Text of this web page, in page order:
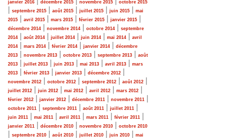
janvier 2016 décembre 2015 novembre 2015 octobre 2015
septembre 2015 août 2015 juillet 2015 juin 2015
mai
2015
avril 2015 mars 2015 février 2015 janvier 2015
décembre 2014 novembre 2014 octobre 2014
septembre
2014
août 2014 juillet 2014 juin 2014 mai 2014
avril
2014
mars 2014 février 2014 janvier 2014
décembre
2013
novembre 2013 octobre 2013 septembre 2013
août
2013
juillet 2013 juin 2013 mai 2013 avril 2013
mars
2013
février 2013 janvier 2013 décembre 2012
novembre 2012 octobre 2012 septembre 2012 août 2012
juillet 2012 juin 2012 mai 2012 avril 2012 mars 2012
février 2012 janvier 2012 décembre 2011 novembre 2011
octobre 2011 septembre 2011 août 2011 juillet 2011
juin 2011 mai 2011 avril 2011 mars 2011 février 2011
janvier 2011 décembre 2010 novembre 2010 octobre 2010
septembre 2010 août 2010 juillet 2010 juin 2010
mai